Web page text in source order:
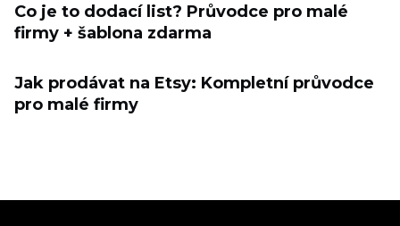
Co je to dodací list? Průvodce pro malé
firmy + šablona zdarma
Jak prodávat na Etsy: Kompletní průvodce
pro malé firmy